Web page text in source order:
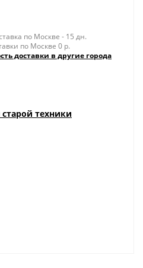
по Москве - 15 дн.
по Москве 0 р.
доставки в другие города
техники